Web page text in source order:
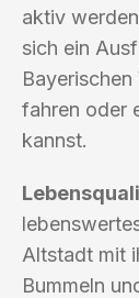
aktiv
sich ein
fahren oder
kannst.
Altstadt mit
Bummeln